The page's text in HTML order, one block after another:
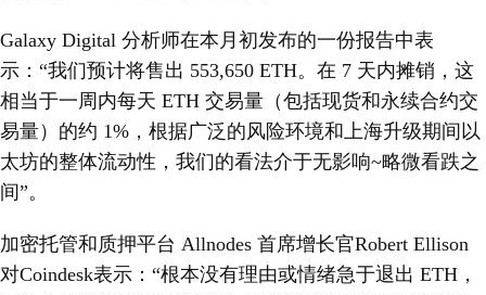
Galaxy Digital 分析师在本月初发布的一份报告中表
示：“我们预计将售出 553,650 ETH。在 7 天内摊销，这
相当于一周内每天 ETH 交易量（包括现货和永续合约交
易量）的约 1%，根据广泛的风险环境和上海升级期间以
太坊的整体流动性，我们的看法介于无影响~略微看跌之
间”。
加密托管和质押平台 Allnodes 首席增长官Robert Ellison
对Coindesk表示：“根本没有理由或情绪急于退出 ETH，